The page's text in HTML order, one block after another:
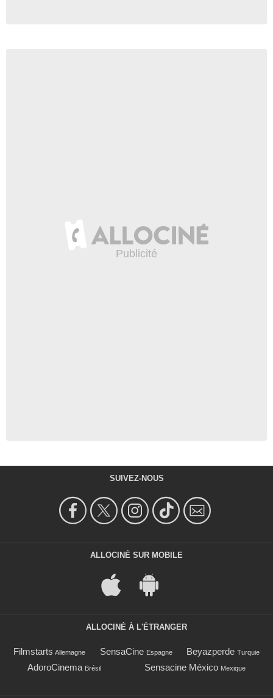
SUIVEZ-NOUS
ALLOCINÉ SUR MOBILE
ALLOCINÉ À L'ÉTRANGER
Filmstarts Allemagne SensaCine Espagne Beyazperde Turquie
AdoroCinema Brésil Sensacine México Mexique